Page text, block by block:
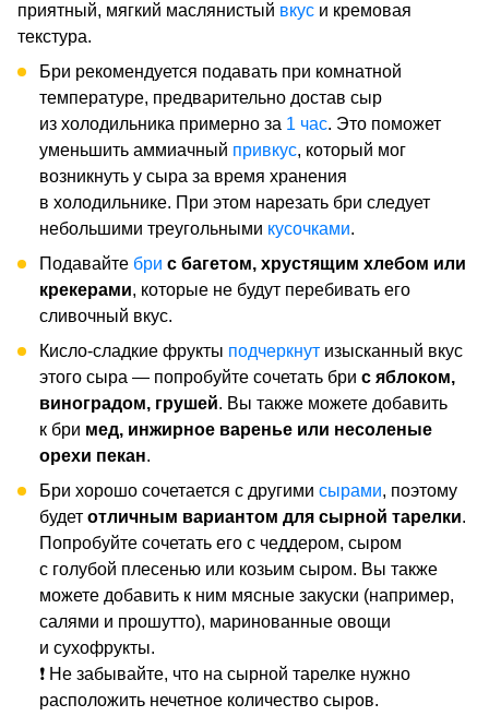
приятный, мягкий маслянистый вкус и кремовая
текстура.
Бри рекомендуется подавать при комнатной
температуре, предварительно достав сыр
из холодильника примерно за 1 час. Это поможет
уменьшить аммиачный привкус, который мог
возникнуть у сыра за время хранения
в холодильнике. При этом нарезать бри следует
небольшими треугольными кусочками.
Подавайте бри с багетом, хрустящим хлебом или
крекерами, которые не будут перебивать его
сливочный вкус.
Кисло-сладкие фрукты подчеркнут изысканный вкус
этого сыра — попробуйте сочетать бри с яблоком,
виноградом, грушей. Вы также можете добавить
к бри мед, инжирное варенье или несоленые
орехи пекан.
Бри хорошо сочетается с другими сырами, поэтому
будет отличным вариантом для сырной тарелки.
Попробуйте сочетать его с чеддером, сыром
с голубой плесенью или козьим сыром. Вы также
можете добавить к ним мясные закуски (например,
салями и прошутто), маринованные овощи
и сухофрукты.
❗ Не забывайте, что на сырной тарелке нужно
расположить нечетное количество сыров.